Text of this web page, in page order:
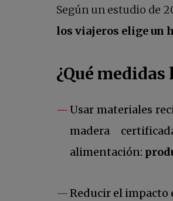
Según un estudio de
los viajeros elige un
¿Qué
Usar materiales
madera
alimentación:
Reducir el impacto